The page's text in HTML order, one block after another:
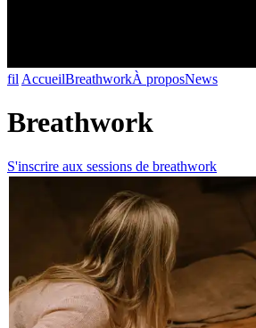
fil AccueilBreathworkÀ proposNews
Breathwork
S'inscrire aux sessions de breathwork